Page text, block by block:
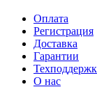
Оплата
Регистрация
Доставка
Гарантии
О нас